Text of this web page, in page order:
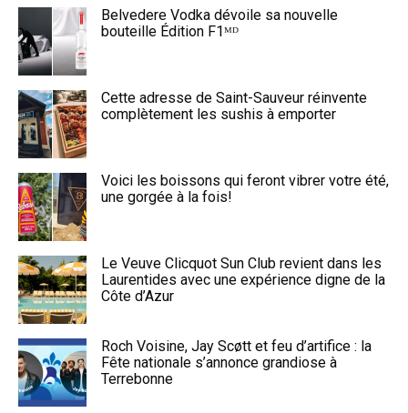
Belvedere Vodka dévoile sa nouvelle
bouteille Édition F1ᴹᴰ
Cette adresse de Saint-Sauveur réinvente
complètement les sushis à emporter
Voici les boissons qui feront vibrer votre été,
une gorgée à la fois!
Le Veuve Clicquot Sun Club revient dans les
Laurentides avec une expérience digne de la
Côte d’Azur
Roch Voisine, Jay Scøtt et feu d’artifice : la
Fête nationale s’annonce grandiose à
Terrebonne